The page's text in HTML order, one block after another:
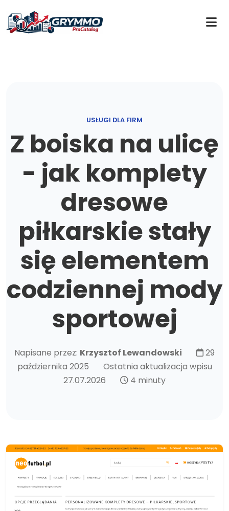
USŁUGI DLA FIRM
Z boiska na ulicę
- jak komplety
dresowe
piłkarskie stały
się elementem
codziennej mody
sportowej
Napisane przez: Krzysztof Lewandowski
29
października 2025
Ostatnia aktualizacja wpisu
27.07.2026
4 minuty